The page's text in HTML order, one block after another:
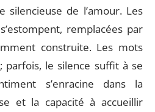
silencieuse de l’amour. Les
remplacées par
construite. Les mots
parfois, le silence suffit à se
s’enracine dans la
et la capacité à accueillir